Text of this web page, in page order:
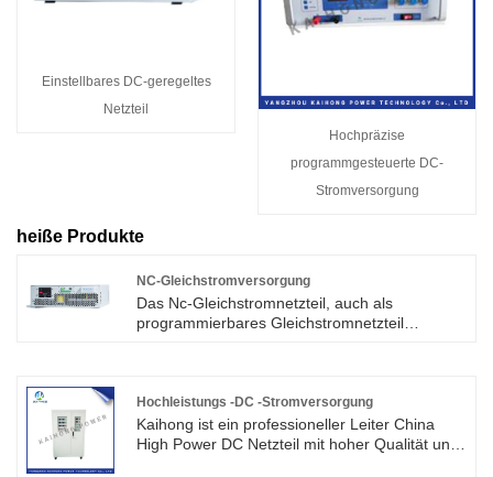
Einstellbares DC-geregeltes
Netzteil
Hochpräzise
programmgesteuerte DC-
Stromversorgung
heiße Produkte
NC-Gleichstromversorgung
Das Nc-Gleichstromnetzteil, auch als
programmierbares Gleichstromnetzteil
Spannungs- und
Stromversorgungsschutzparameter eingestellt
werden, um automatische Test- und
Hochleistungs -DC -Stromversorgung
Kaihong ist ein professioneller Leiter China
High Power DC Netzteil mit hoher Qualität und